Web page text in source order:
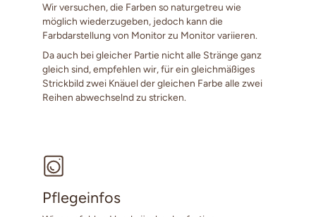
Wir versuchen, die Farben so naturgetreu wie
möglich wiederzugeben, jedoch kann die
Farbdarstellung von Monitor zu Monitor variieren.
Da auch bei gleicher Partie nicht alle Stränge ganz
gleich sind, empfehlen wir, für ein gleichmäßiges
Strickbild zwei Knäuel der gleichen Farbe alle zwei
Reihen abwechselnd zu stricken.
Pflegeinfos